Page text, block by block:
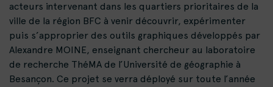
acteurs intervenant dans les quartiers prioritaires de la
ville de la région BFC à venir découvrir, expérimenter
puis s’approprier des outils graphiques développés par
Alexandre MOINE, enseignant chercheur au laboratoire
de recherche ThéMA de l’Université de géographie à
Besançon. Ce projet se verra déployé sur toute l’année